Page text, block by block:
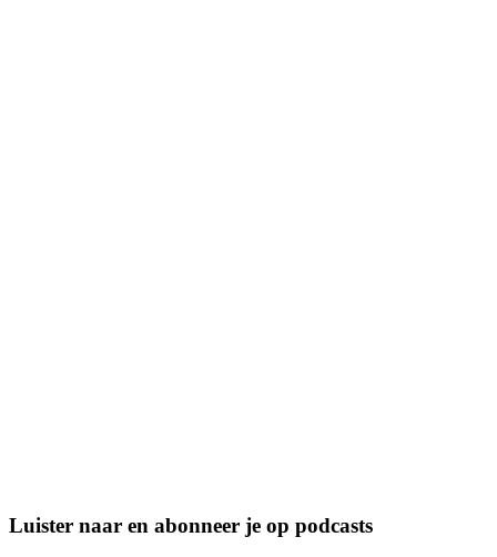
Luister naar en abonneer je op podcasts